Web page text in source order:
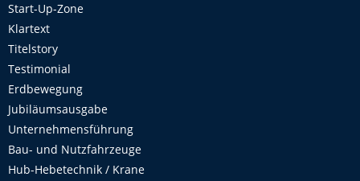
Start-Up-Zone
Klartext
Titelstory
Testimonial
Erdbewegung
Jubiläumsausgabe
Unternehmensführung
Bau- und Nutzfahrzeuge
Hub-Hebetechnik / Krane